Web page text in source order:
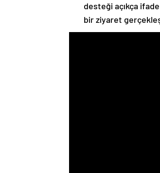
desteği açıkça
bir ziyaret